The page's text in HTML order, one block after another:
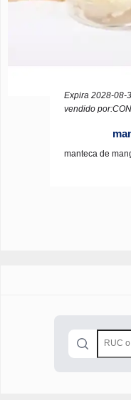
Expira 2028-08-
vendido
manteca de